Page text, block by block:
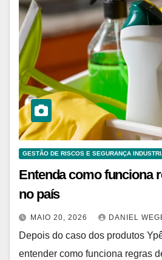
GESTÃO DE RISCOS E SEGURANÇA
Entenda como funciona
no país
MAIO 20, 2026 DANIEL
Depois do caso dos produtos
entender como funciona regras